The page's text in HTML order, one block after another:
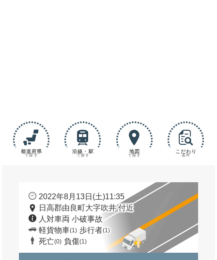
都道府県
で探す
沿線・駅
で探す
地図
で探す
こだわり
条件
2022年8月13日(土)11:35
日高郡由良町大字吹井 付近
人対車両 小破事故
軽貨物車(1) 歩行者(1)
死亡(0) 負傷(1)